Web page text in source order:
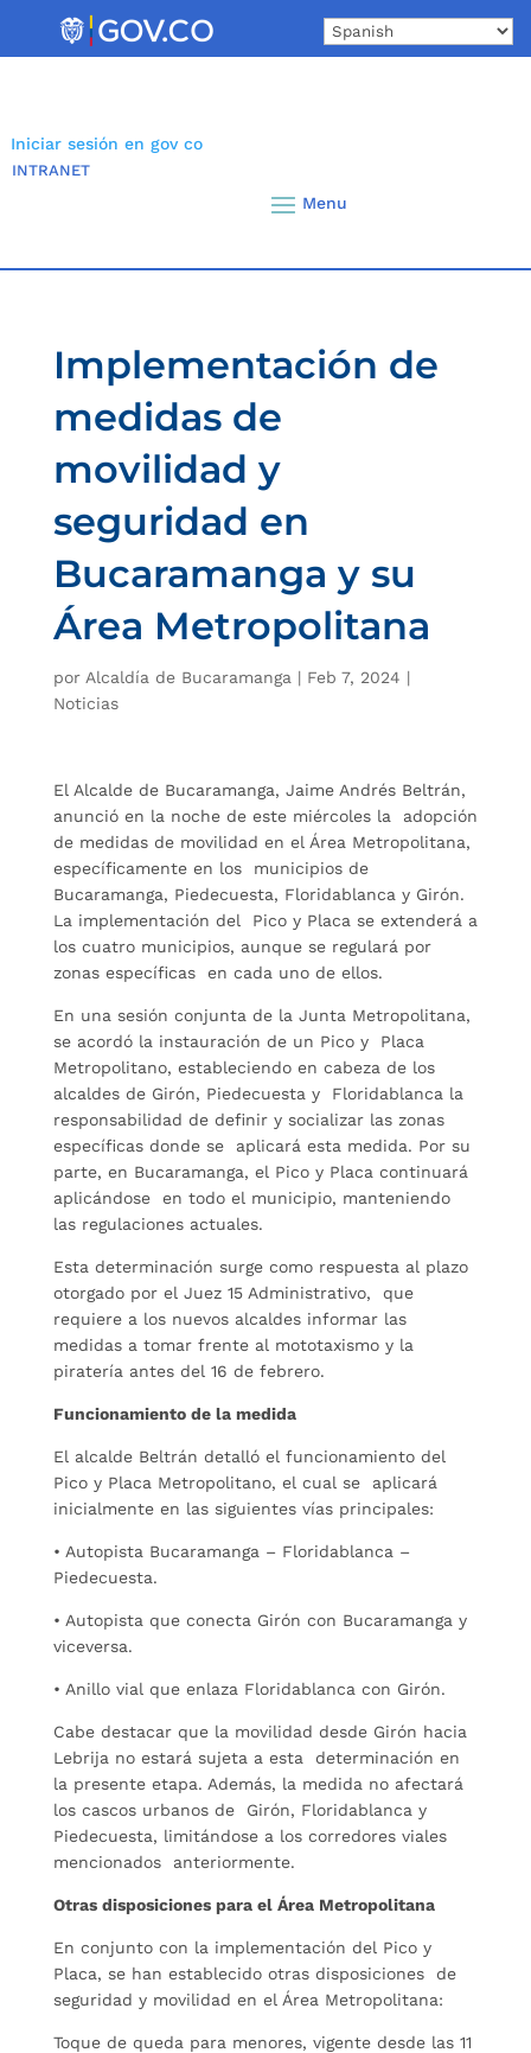
Iniciar sesión en gov co
INTRANET
Implementación de
medidas de
movilidad y
seguridad en
Bucaramanga y su
Área Metropolitana
por Alcaldía de Bucaramanga | Feb 7, 2024 |
Noticias
El Alcalde de Bucaramanga, Jaime Andrés Beltrán,
anunció en la noche de este miércoles la adopción
de medidas de movilidad en el Área Metropolitana,
específicamente en los municipios de
Bucaramanga, Piedecuesta, Floridablanca y Girón.
La implementación del Pico y Placa se extenderá a
los cuatro municipios, aunque se regulará por
zonas específicas en cada uno de ellos.
En una sesión conjunta de la Junta Metropolitana,
se acordó la instauración de un Pico y Placa
Metropolitano, estableciendo en cabeza de los
alcaldes de Girón, Piedecuesta y Floridablanca la
responsabilidad de definir y socializar las zonas
específicas donde se aplicará esta medida. Por su
parte, en Bucaramanga, el Pico y Placa continuará
aplicándose en todo el municipio, manteniendo
las regulaciones actuales.
Esta determinación surge como respuesta al plazo
otorgado por el Juez 15 Administrativo, que
requiere a los nuevos alcaldes informar las
medidas a tomar frente al mototaxismo y la
piratería antes del 16 de febrero.
Funcionamiento de la medida
El alcalde Beltrán detalló el funcionamiento del
Pico y Placa Metropolitano, el cual se aplicará
inicialmente en las siguientes vías principales:
• Autopista Bucaramanga – Floridablanca –
Piedecuesta.
• Autopista que conecta Girón con Bucaramanga y
viceversa.
• Anillo vial que enlaza Floridablanca con Girón.
Cabe destacar que la movilidad desde Girón hacia
Lebrija no estará sujeta a esta determinación en
la presente etapa. Además, la medida no afectará
los cascos urbanos de Girón, Floridablanca y
Piedecuesta, limitándose a los corredores viales
mencionados anteriormente.
Otras disposiciones para el Área Metropolitana
En conjunto con la implementación del Pico y
Placa, se han establecido otras disposiciones de
seguridad y movilidad en el Área Metropolitana:
Toque de queda para menores, vigente desde las 11